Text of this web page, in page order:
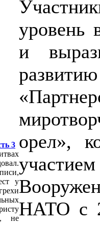
3
у
не
уровень
и
развитию
орел»,
НАТО с